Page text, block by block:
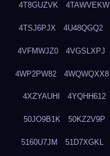
4T8GUZVK 4TAWVEKW
4TSJ6PJX 4U48QGQ2
4VFMWJZ0 4VGSLXPJ
4WP2PW82 4WQWQXX8
4XZYAUHI 4YQHH612
50JO9B1K 50KZ2V9P
5160U7JM 51D7XGKL